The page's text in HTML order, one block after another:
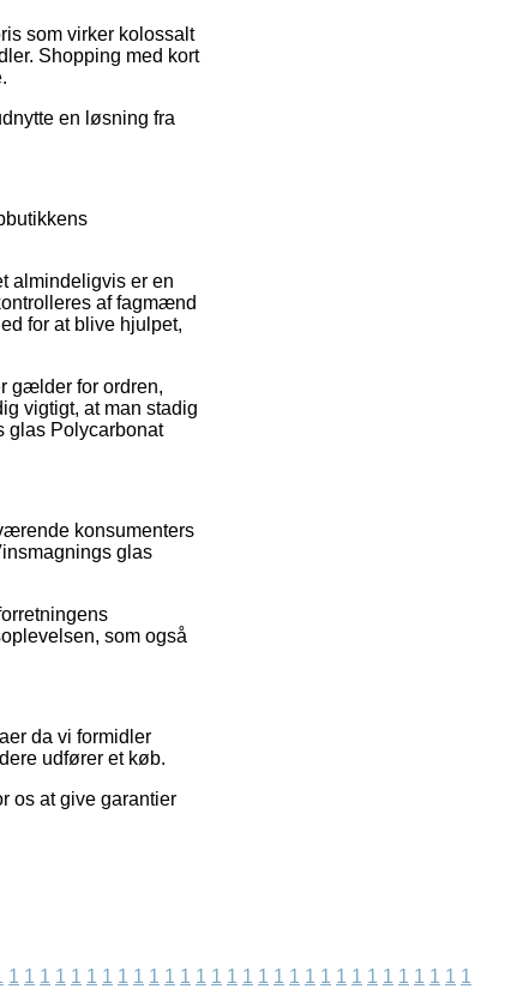
som virker kolossalt
Shopping med kort
en løsning fra
almindeligvis er en
af fagmænd
for at blive hjulpet,
gælder for ordren,
vigtigt, at man stadig
glas Polycarbonat
konsumenters
glas
som også
da vi formidler
udfører et køb.
os at give garantier
1 1 1 1 1 1 1 1 1 1 1 1 1 1 1 1 1 1 1 1 1 1 1 1 1 1 1 1 1 1